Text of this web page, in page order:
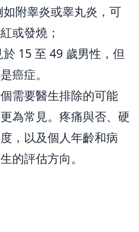
如附睾炎或睾丸炎，可
或發燒；
15 至 49 歲男性，但
癌症。
需要醫生排除的可能
為常見。疼痛與否、硬
，以及個人年齡和病
的評估方向。